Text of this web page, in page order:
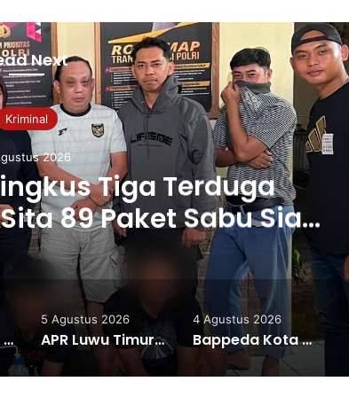
Next
Kriminal
2026
Tiga Terduga
89 Paket Sabu Siap
Edar
Pendampingan Kalla Institute Bantu IRT Sambusa Pangkep Tingkatkan Produksi dan Pemasaran Digital
5 Agustus 2026
APR Luwu Timur Datangi DPD PDI Perjuangan Sulsel, Desak Evaluasi Ketua DPRD Lutim
4 Agustus 2026
Bappeda Kota Palu Kick Off Bimtek Penginputan dan Pengukuran IPKD TA 2025